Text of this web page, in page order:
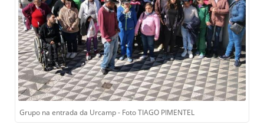
Grupo na entrada da Urcamp - Foto TIAGO PIMENTEL